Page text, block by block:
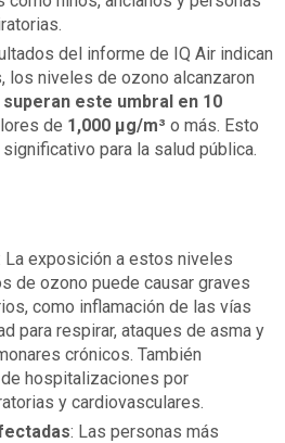
del informe de IQ Air indican
los niveles de ozono alcanzaron
superan este umbral en 10
de 1,000 µg/m³ o más. Esto
para la salud pública.
La exposición a estos niveles
de ozono puede causar graves
como inflamación de las vías
para respirar, ataques de asma y
crónicos. También
hospitalizaciones por
y cardiovasculares.
: Las personas más